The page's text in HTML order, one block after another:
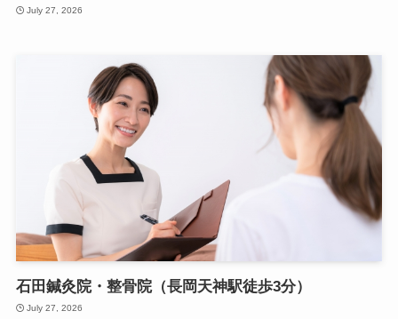
July 27, 2026
石田鍼灸院・整骨院（長岡天神駅徒歩3分）
July 27, 2026